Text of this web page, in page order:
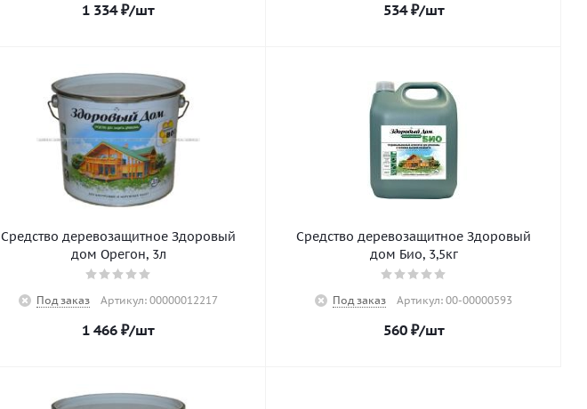
1 334₽/шт 534₽/шт
Средство деревозащитное Здоровый
дом Орегон, 3л
Под заказ Артикул: 00000012217
1 466 ₽/шт
Средство деревозащитное Здоровый
дом Био, 3,5кг
Под заказ Артикул: 00-00000593
560₽/шт